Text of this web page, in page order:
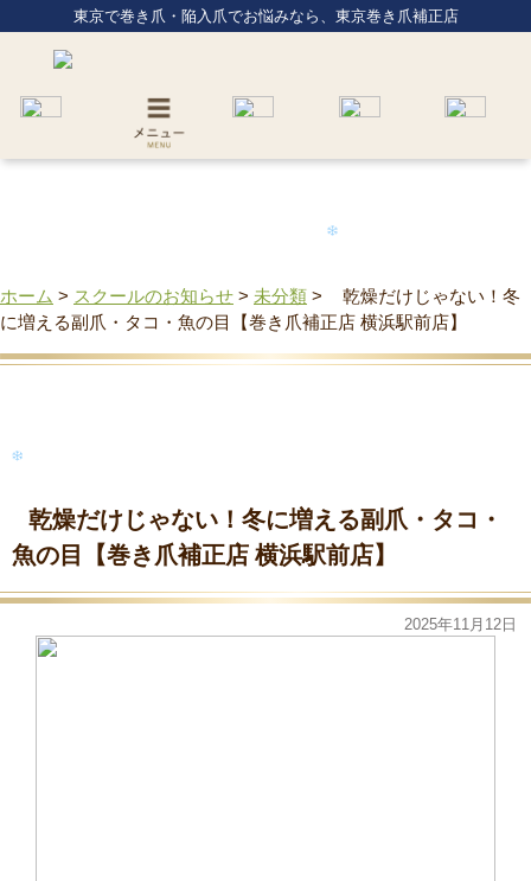
東京で巻き爪・陥入爪でお悩みなら、東京巻き爪補正店
ホーム > スクールのお知らせ > 未分類 >
乾燥だけじゃない！冬
に増える副爪・タコ・魚の目【巻き爪補正店 横浜駅前店】
乾燥だけじゃない！冬に増える副爪・タコ・
魚の目【巻き爪補正店 横浜駅前店】
2025年11月12日